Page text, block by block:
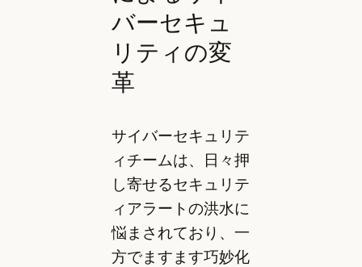
バーセキュ
リティの変
革
サイバーセキュリテ
ィチームは、日々押
し寄せるセキュリテ
ィアラートの洪水に
悩まされており、一
方でますます巧妙化